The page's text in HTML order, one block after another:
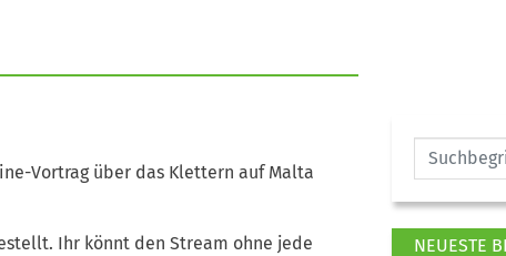
Vortrag über das Klettern auf Malta
Ihr könnt den Stream ohne jede
NEUESTE